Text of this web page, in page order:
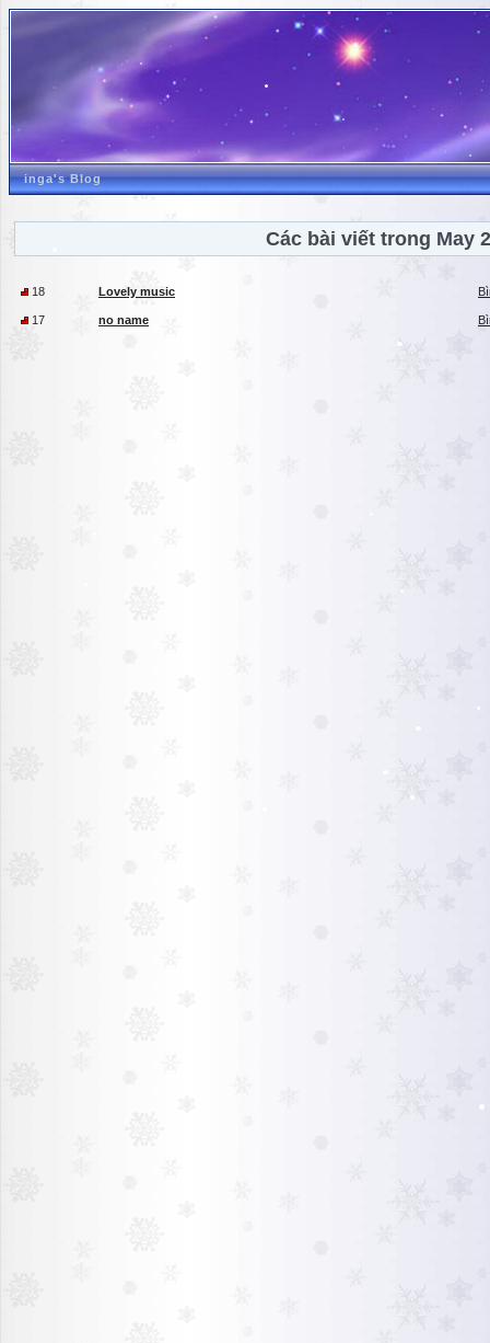
inga's Blog
Các bài viết trong May
18 Lovely music
17 no name